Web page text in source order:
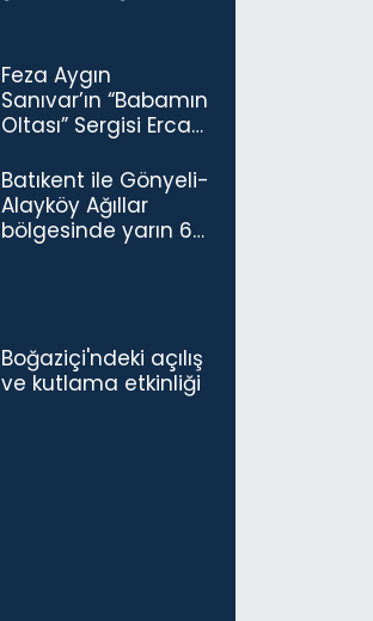
Feza Aygın
Sanıvar’ın “Babamın
Oltası” Sergisi Ercan
Açıldı
Batıkent ile Gönyeli-
Alayköy Ağıllar
bölgesinde yarın 6
Boğaziçi'ndeki açılış
ve kutlama etkinliği